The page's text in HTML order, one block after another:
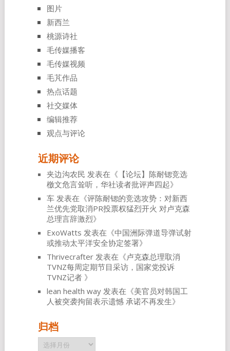
图片
新西兰
桃源诗社
毛传媒播客
毛传媒视频
毛芃作品
热点话题
社交媒体
编辑推荐
观点与评论
近期评论
夹边沟农民 发表在《 【论坛】陈耐锶竞选
檄文危言耸听，华社读者批评声四起》
车发表在《评陈耐锶的竞选攻势：对新西
兰优先党取消PR投票权猛烈开火 对卢克森
总理言辞激烈》
ExoWatts 发表在《中国洲际弹道导弹试射
或推动太平洋安全协定签署》
Thrivecrafter发表在《卢克森总理取消
TVNZ每周定期节目采访，国家党投诉
TVNZ记者 》
lean health way发表在《美官员对韩国工
人被突袭拘留表示遗憾 承诺不再发生》
归档
归